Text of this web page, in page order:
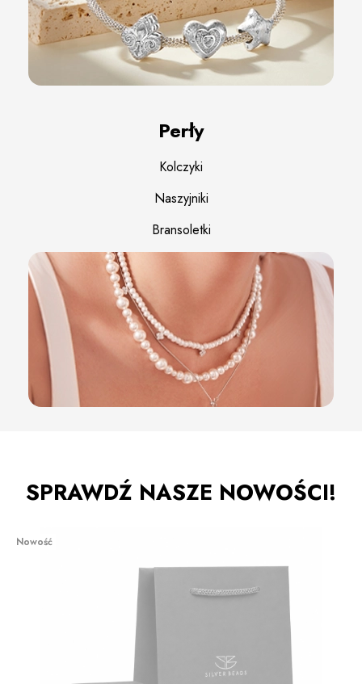
Perły
Kolczyki
Naszyjniki
Bransoletki
SPRAWDŹ NASZE NOWOŚCI!
Nowość